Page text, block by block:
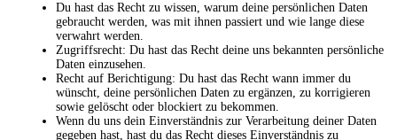
Du hast das Recht zu wissen, warum deine persönlichen Daten
gebraucht werden, was mit ihnen passiert und wie lange diese
verwahrt werden.
Zugriffsrecht: Du hast das Recht deine uns bekannten persönliche
Daten einzusehen.
Recht auf Berichtigung: Du hast das Recht wann immer du
wünscht, deine persönlichen Daten zu ergänzen, zu korrigieren
sowie gelöscht oder blockiert zu bekommen.
Wenn du uns dein Einverständnis zur Verarbeitung deiner Daten
gegeben hast, hast du das Recht dieses Einverständnis zu